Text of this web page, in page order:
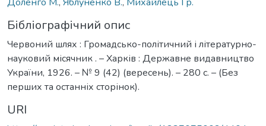
Бібліографічний опис
Червоний шлях : Громадсько-політичний і літературно-
науковий місячник . – Харків : Державне видавництво
України, 1926. – № 9 (42) (вересень). – 280 с. – (Без
перших та останніх сторінок).
URI